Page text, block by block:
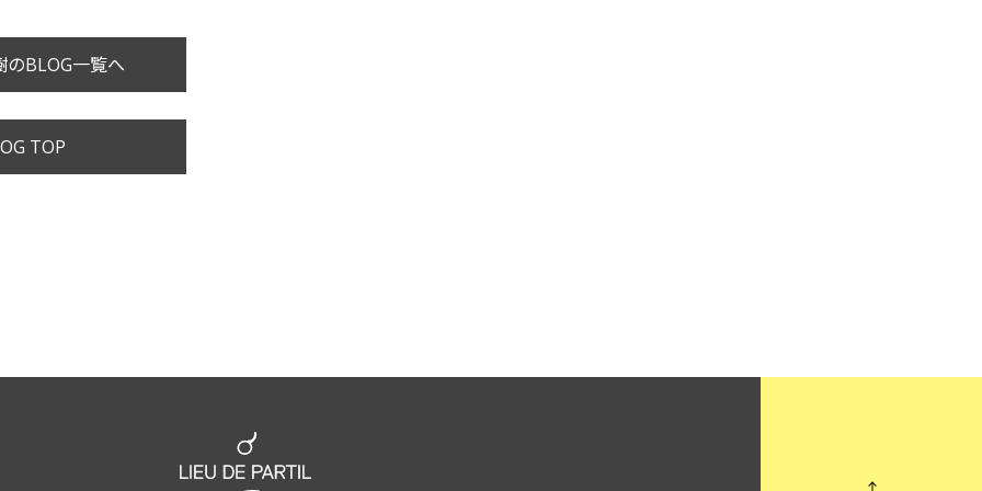
BLOG一覧へ
TOP